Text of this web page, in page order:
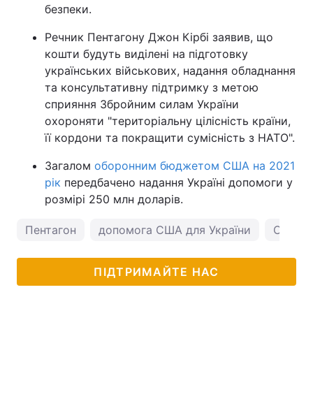
безпеки.
Речник Пентагону Джон Кірбі заявив, що
кошти будуть виділені на підготовку
українських військових, надання обладнання
та консультативну підтримку з метою
сприяння Збройним силам України
охороняти "територіальну цілісність країни,
її кордони та покращити сумісність з НАТО".
Загалом оборонним бюджетом США на 2021
рік передбачено надання Україні допомоги у
розмірі 250 млн доларів.
Пентагон допомога США для України США і
ПІДТРИМАЙТЕ НАС